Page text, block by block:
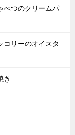
べつのクリームパ
コリーのオイスタ
き